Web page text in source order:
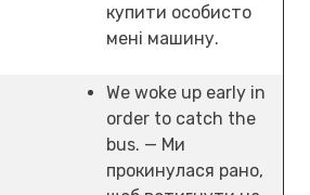
купити особисто
мені машину.
We woke up early in
order to catch the
bus. — Ми
прокинулася рано,